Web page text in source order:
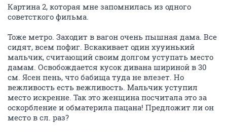
Картина 2, которая мне запомнилась из одного
советсткого фильма.
Тоже метро. Заходит в вагон очень пышная дама. Все
сидят, всем пофиг. Вскакивает один хууинький
мальчик, считающий своим долгом уступать место
дамам. Освобождается кусок дивана шириной в 30
см. Ясен пень, что бабища туда не влезет. Но
вежливость есть вежливость. Мальчик уступил
место искренне. Так это женщина посчитала это за
оскорбление и обматерила пацана! Предложит ли он
место в сл. раз?